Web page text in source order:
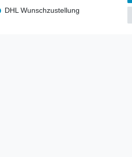
DHL Wunschzustellung